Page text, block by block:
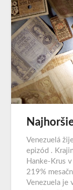
Venezuelá
epizód .
Hanke-Krus
219%
Venezuela je